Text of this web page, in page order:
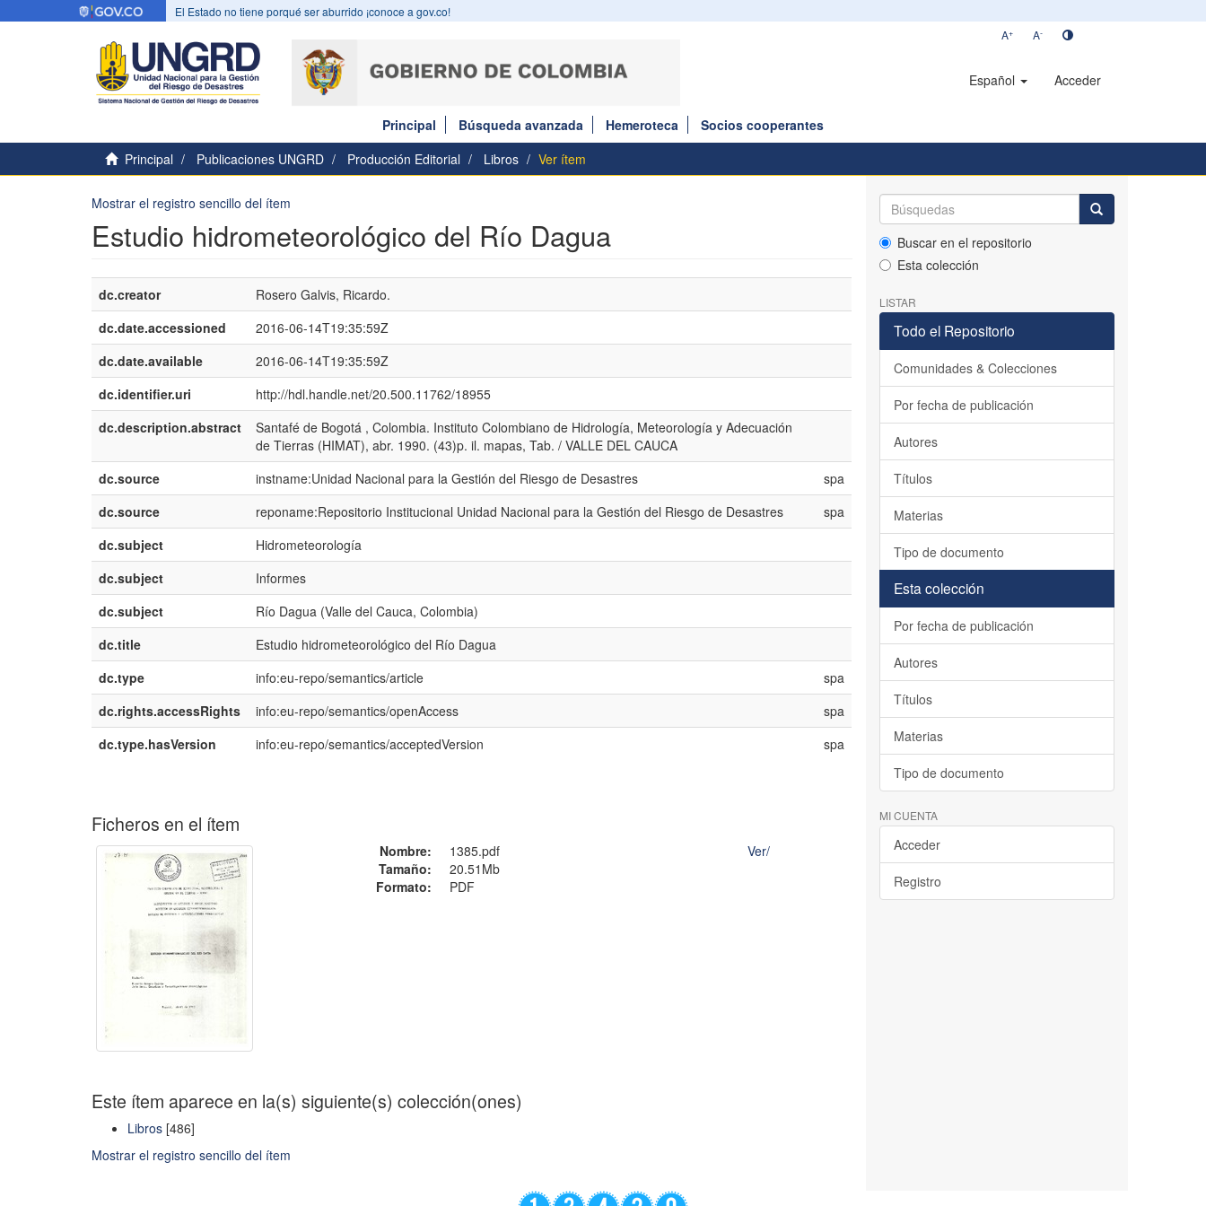
El Estado no tiene porqué ser aburrido ¡conoce a gov.co!
A+ A-
Español Acceder
Principal Búsqueda avanzada Hemeroteca
Socios cooperantes
Principal
Publicaciones UNGRD Producción Editorial Libros Ver ítem
Mostrar el registro sencillo del ítem
Estudio hidrometeorológico del Río Dagua
dc.creator
Rosero Galvis, Ricardo.
dc.date.accessioned
2016-06-14T19:35:59Z
dc.date.available
2016-06-14T19:35:59Z
dc.identifier.uri
http://hdl.handle.net/20.500.11762/18955
dc.description.abstract
Santafé de Bogotá , Colombia. Instituto Colombiano de Hidrología, Meteorología y Adecuación
de Tierras (HIMAT), abr. 1990. (43)p. il. mapas, Tab. / VALLE DEL CAUCA
dc.source
instname:Unidad Nacional para la Gestión del Riesgo de Desastres
spa
dc.source
reponame:Repositorio Institucional Unidad Nacional para la Gestión del Riesgo de Desastres
spa
dc.subject
Hidrometeorología
dc.subject
Informes
dc.subject
Río Dagua (Valle del Cauca, Colombia)
dc.title
Estudio hidrometeorológico del Río Dagua
dc.type
info:eu-repo/semantics/article
spa
dc.rights.accessRights
info:eu-repo/semantics/openAccess
spa
dc.type.hasVersion
info:eu-repo/semantics/acceptedVersion spa
Ficheros en el ítem
Nombre:
1385.pdf
Tamaño:
20.51Mb
Formato:
PDF
Ver/
Este ítem aparece en la(s) siguiente(s) colección(ones)
Libros [486]
Mostrar el registro sencillo del ítem
Buscar en el repositorio
Esta colección
LISTAR
Todo el Repositorio
Comunidades & Colecciones
Por fecha de publicación
Autores
Títulos
Materias
Tipo de documento
Esta colección
Por fecha de publicación
Autores
Títulos
Materias
Tipo de documento
MI CUENTA
Acceder
Registro